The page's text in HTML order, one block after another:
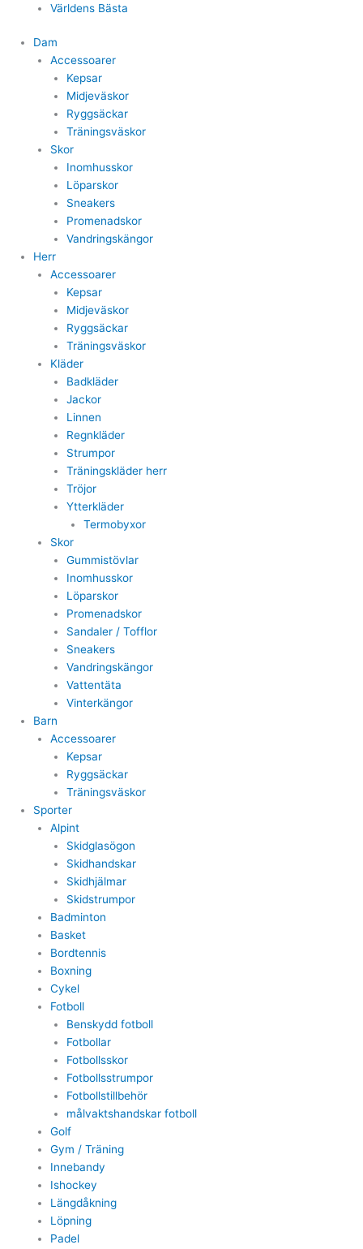
Världens Bästa
Dam
Accessoarer
Kepsar
Midjeväskor
Ryggsäckar
Träningsväskor
Skor
Inomhusskor
Löparskor
Sneakers
Promenadskor
Vandringskängor
Herr
Accessoarer
Kepsar
Midjeväskor
Ryggsäckar
Träningsväskor
Kläder
Badkläder
Jackor
Linnen
Regnkläder
Strumpor
Träningskläder herr
Tröjor
Ytterkläder
Termobyxor
Skor
Gummistövlar
Inomhusskor
Löparskor
Promenadskor
Sandaler / Tofflor
Sneakers
Vandringskängor
Vattentäta
Vinterkängor
Barn
Accessoarer
Kepsar
Ryggsäckar
Träningsväskor
Sporter
Alpint
Skidglasögon
Skidhandskar
Skidhjälmar
Skidstrumpor
Badminton
Basket
Bordtennis
Boxning
Cykel
Fotboll
Benskydd fotboll
Fotbollar
Fotbollsskor
Fotbollsstrumpor
Fotbollstillbehör
målvaktshandskar fotboll
Golf
Gym / Träning
Innebandy
Ishockey
Längdåkning
Löpning
Padel